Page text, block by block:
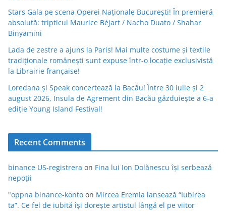
Stars Gala pe scena Operei Naționale București! În premieră
absolută: tripticul Maurice Béjart / Nacho Duato / Shahar
Binyamini
Lada de zestre a ajuns la Paris! Mai multe costume și textile
tradiționale românești sunt expuse într-o locație exclusivistă
la Librairie française!
Loredana și Speak concertează la Bacău! Între 30 iulie și 2
august 2026, Insula de Agrement din Bacău găzduiește a 6-a
ediție Young Island Festival!
Recent Comments
binance US-registrera on Fina lui Ion Dolănescu își serbează
nepoții
"oppna binance-konto on Mircea Eremia lansează “Iubirea
ta”. Ce fel de iubită își dorește artistul lângă el pe viitor